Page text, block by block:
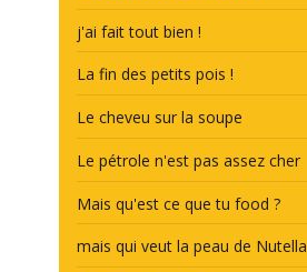
j'ai fait tout bien !
La fin des petits pois !
Le cheveu sur la soupe
Le pétrole n'est pas assez cher
Mais qu'est ce que tu food ?
mais qui veut la peau de Nutella